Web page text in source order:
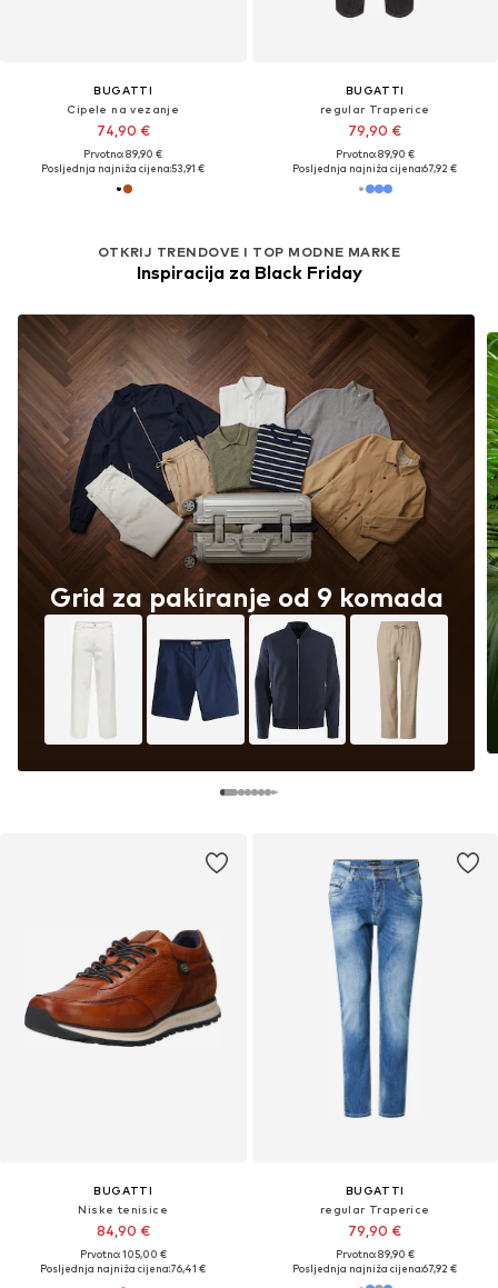
BUGATTI
Cipele na vezanje
74,90 €
Prvotno: 89,90 €
Posljednja najniža cijena:53,91 €
BUGATTI
regular Traperice
79,90 €
Prvotno: 89,90 €
Posljednja najniža cijena:67,92 €
BUGATTI
Niske tenisice
84,90 €
Prvotno: 105,00 €
Posljednja najniža cijena:76,41 €
BUGATTI
regular Traperice
79,90 €
Prvotno: 89,90 €
Posljednja najniža cijena:67,92 €
OTKRIJ TRENDOVE I TOP MODNE MARKE
Inspiracija za Black Friday
Grid za pakiranje od 9 komada